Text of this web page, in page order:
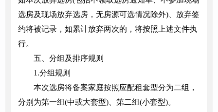
选房及现场放弃选房，无房源可选情况除外)、放弃签
约将被记录，如累计放弃两次的，将按照上述文件执
行。
五、分组及排序规则
1.分组规则
本次选房将备案家庭按照应配租套型分为二组，
分别为第一组(中或大套型)、第二组(小套型)。